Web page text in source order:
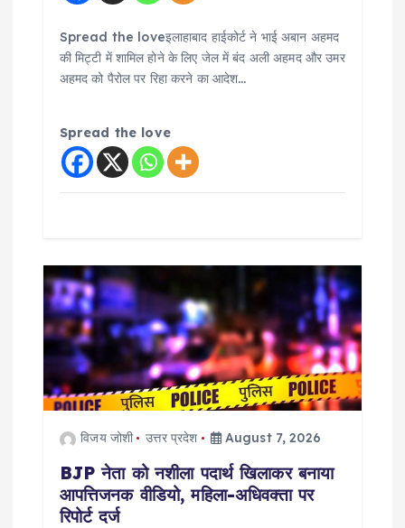
Spread the loveइलाहाबाद हाईकोर्ट ने भाई अबान अहमद
की मिट्टी में शामिल होने के लिए जेल में बंद अली अहमद और उमर
अहमद को पैरोल पर रिहा करने का आदेश…
Spread the love
विजय जोशी उत्तर प्रदेश August 7, 2026
BJP नेता को नशीला पदार्थ खिलाकर बनाया
आपत्तिजनक वीडियो, महिला-अधिवक्ता पर
रिपोर्ट दर्ज